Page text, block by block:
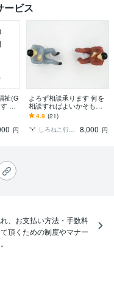
ービス
祉(G
開
と
ま
円
よろず相談承ります 何を
相談すればよいかそもそ
も分からない。法律っ
て？お困りの方
4.9 (21)
しろねこ行政書士事務所
8,000 円
、お支払い方法・手数料
頂くための制度やマナー